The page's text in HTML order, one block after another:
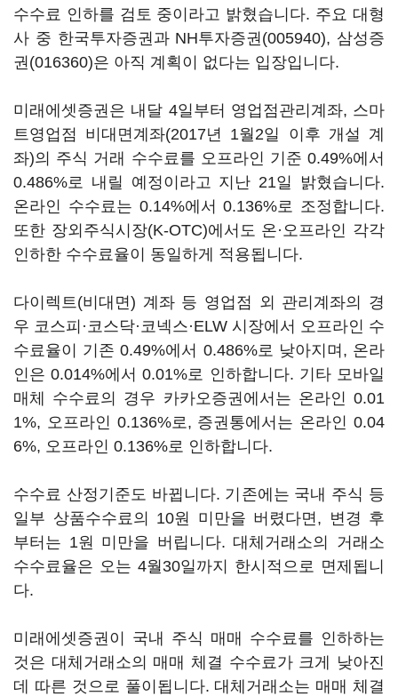
수수료 인하를 검토 중이라고 밝혔습니다. 주요 대형
사 중 한국투자증권과 NH투자증권(005940), 삼성증
권(016360)은 아직 계획이 없다는 입장입니다.
미래에셋증권은 내달 4일부터 영업점관리계좌, 스마
트영업점 비대면계좌(2017년 1월2일 이후 개설 계
좌)의 주식 거래 수수료를 오프라인 기준 0.49%에서
0.486%로 내릴 예정이라고 지난 21일 밝혔습니다.
온라인 수수료는 0.14%에서 0.136%로 조정합니다.
또한 장외주식시장(K-OTC)에서도 온·오프라인 각각
인하한 수수료율이 동일하게 적용됩니다.
다이렉트(비대면) 계좌 등 영업점 외 관리계좌의 경
우 코스피·코스닥·코넥스·ELW 시장에서 오프라인 수
수료율이 기존 0.49%에서 0.486%로 낮아지며, 온라
인은 0.014%에서 0.01%로 인하합니다. 기타 모바일
매체 수수료의 경우 카카오증권에서는 온라인 0.01
1%, 오프라인 0.136%로, 증권통에서는 온라인 0.04
6%, 오프라인 0.136%로 인하합니다.
수수료 산정기준도 바뀝니다. 기존에는 국내 주식 등
일부 상품수수료의 10원 미만을 버렸다면, 변경 후
부터는 1원 미만을 버립니다. 대체거래소의 거래소
수수료율은 오는 4월30일까지 한시적으로 면제됩니
다.
미래에셋증권이 국내 주식 매매 수수료를 인하하는
것은 대체거래소의 매매 체결 수수료가 크게 낮아진
데 따른 것으로 풀이됩니다. 대체거래소는 매매 체결